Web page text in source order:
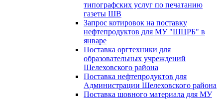
типографских услуг по печатанию
газеты ШВ
Запрос котировок на поставку
нефтепродуктов для МУ "ШЦРБ" в
январе
Поставка оргтехники для
образовательных учреждений
Шелеховского района
Поставка нефтепродуктов для
Администрации Шелеховского района
Поставка шовного материала для МУ